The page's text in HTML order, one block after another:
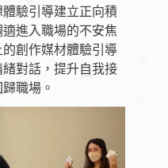
驗引導建立正向積
進入職場的不安焦
創作媒材體驗引導
對話，提升自我接
職場。